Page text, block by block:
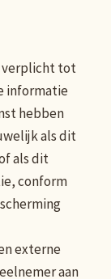
verplicht tot
informatie
hebben
als dit
als dit
conform
externe
aan